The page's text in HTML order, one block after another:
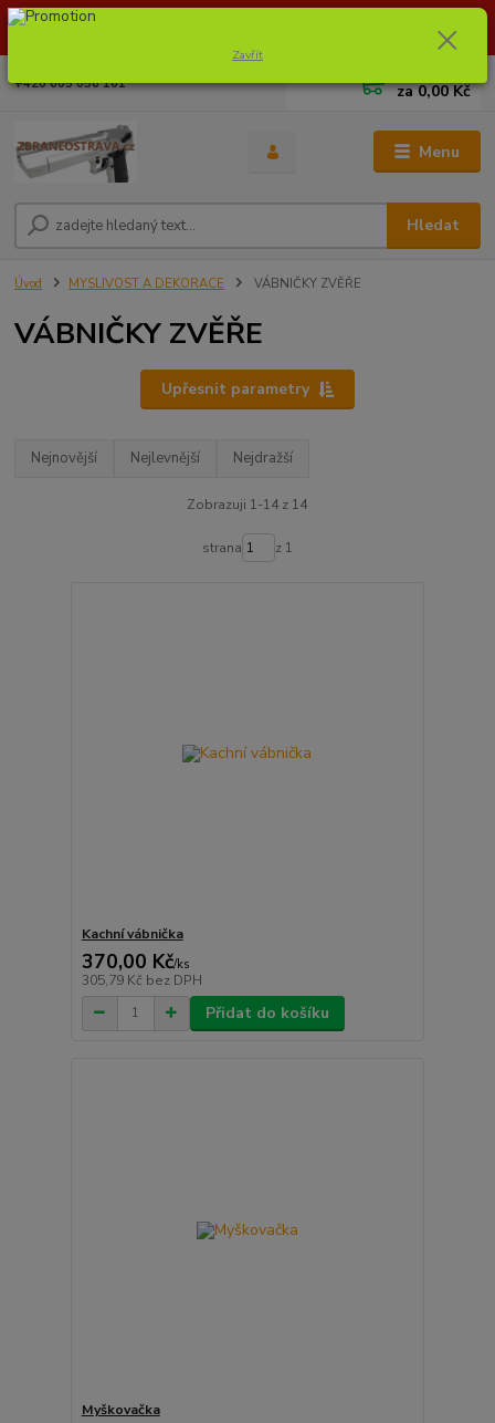
Dostupnost zboží si ověřte na info@zbraneostrava.cz nebo tel.
Menu
Hledat
+420 605 056 161 za0,00 Kč
Úvod MYSLIVOST A DEKORACE VÁBNIČKY ZVĚŘE
VÁBNIČKY ZVĚŘE
Upřesnit parametry
Nejnovější Nejlevnější Nejdražší
Zobrazuji 1-14 z 14
strana z 1
Kachní vábnička
370,00 Kč/ks
305,79 Kč bez DPH
Přidat do košíku
Myškovačka
Zavřít